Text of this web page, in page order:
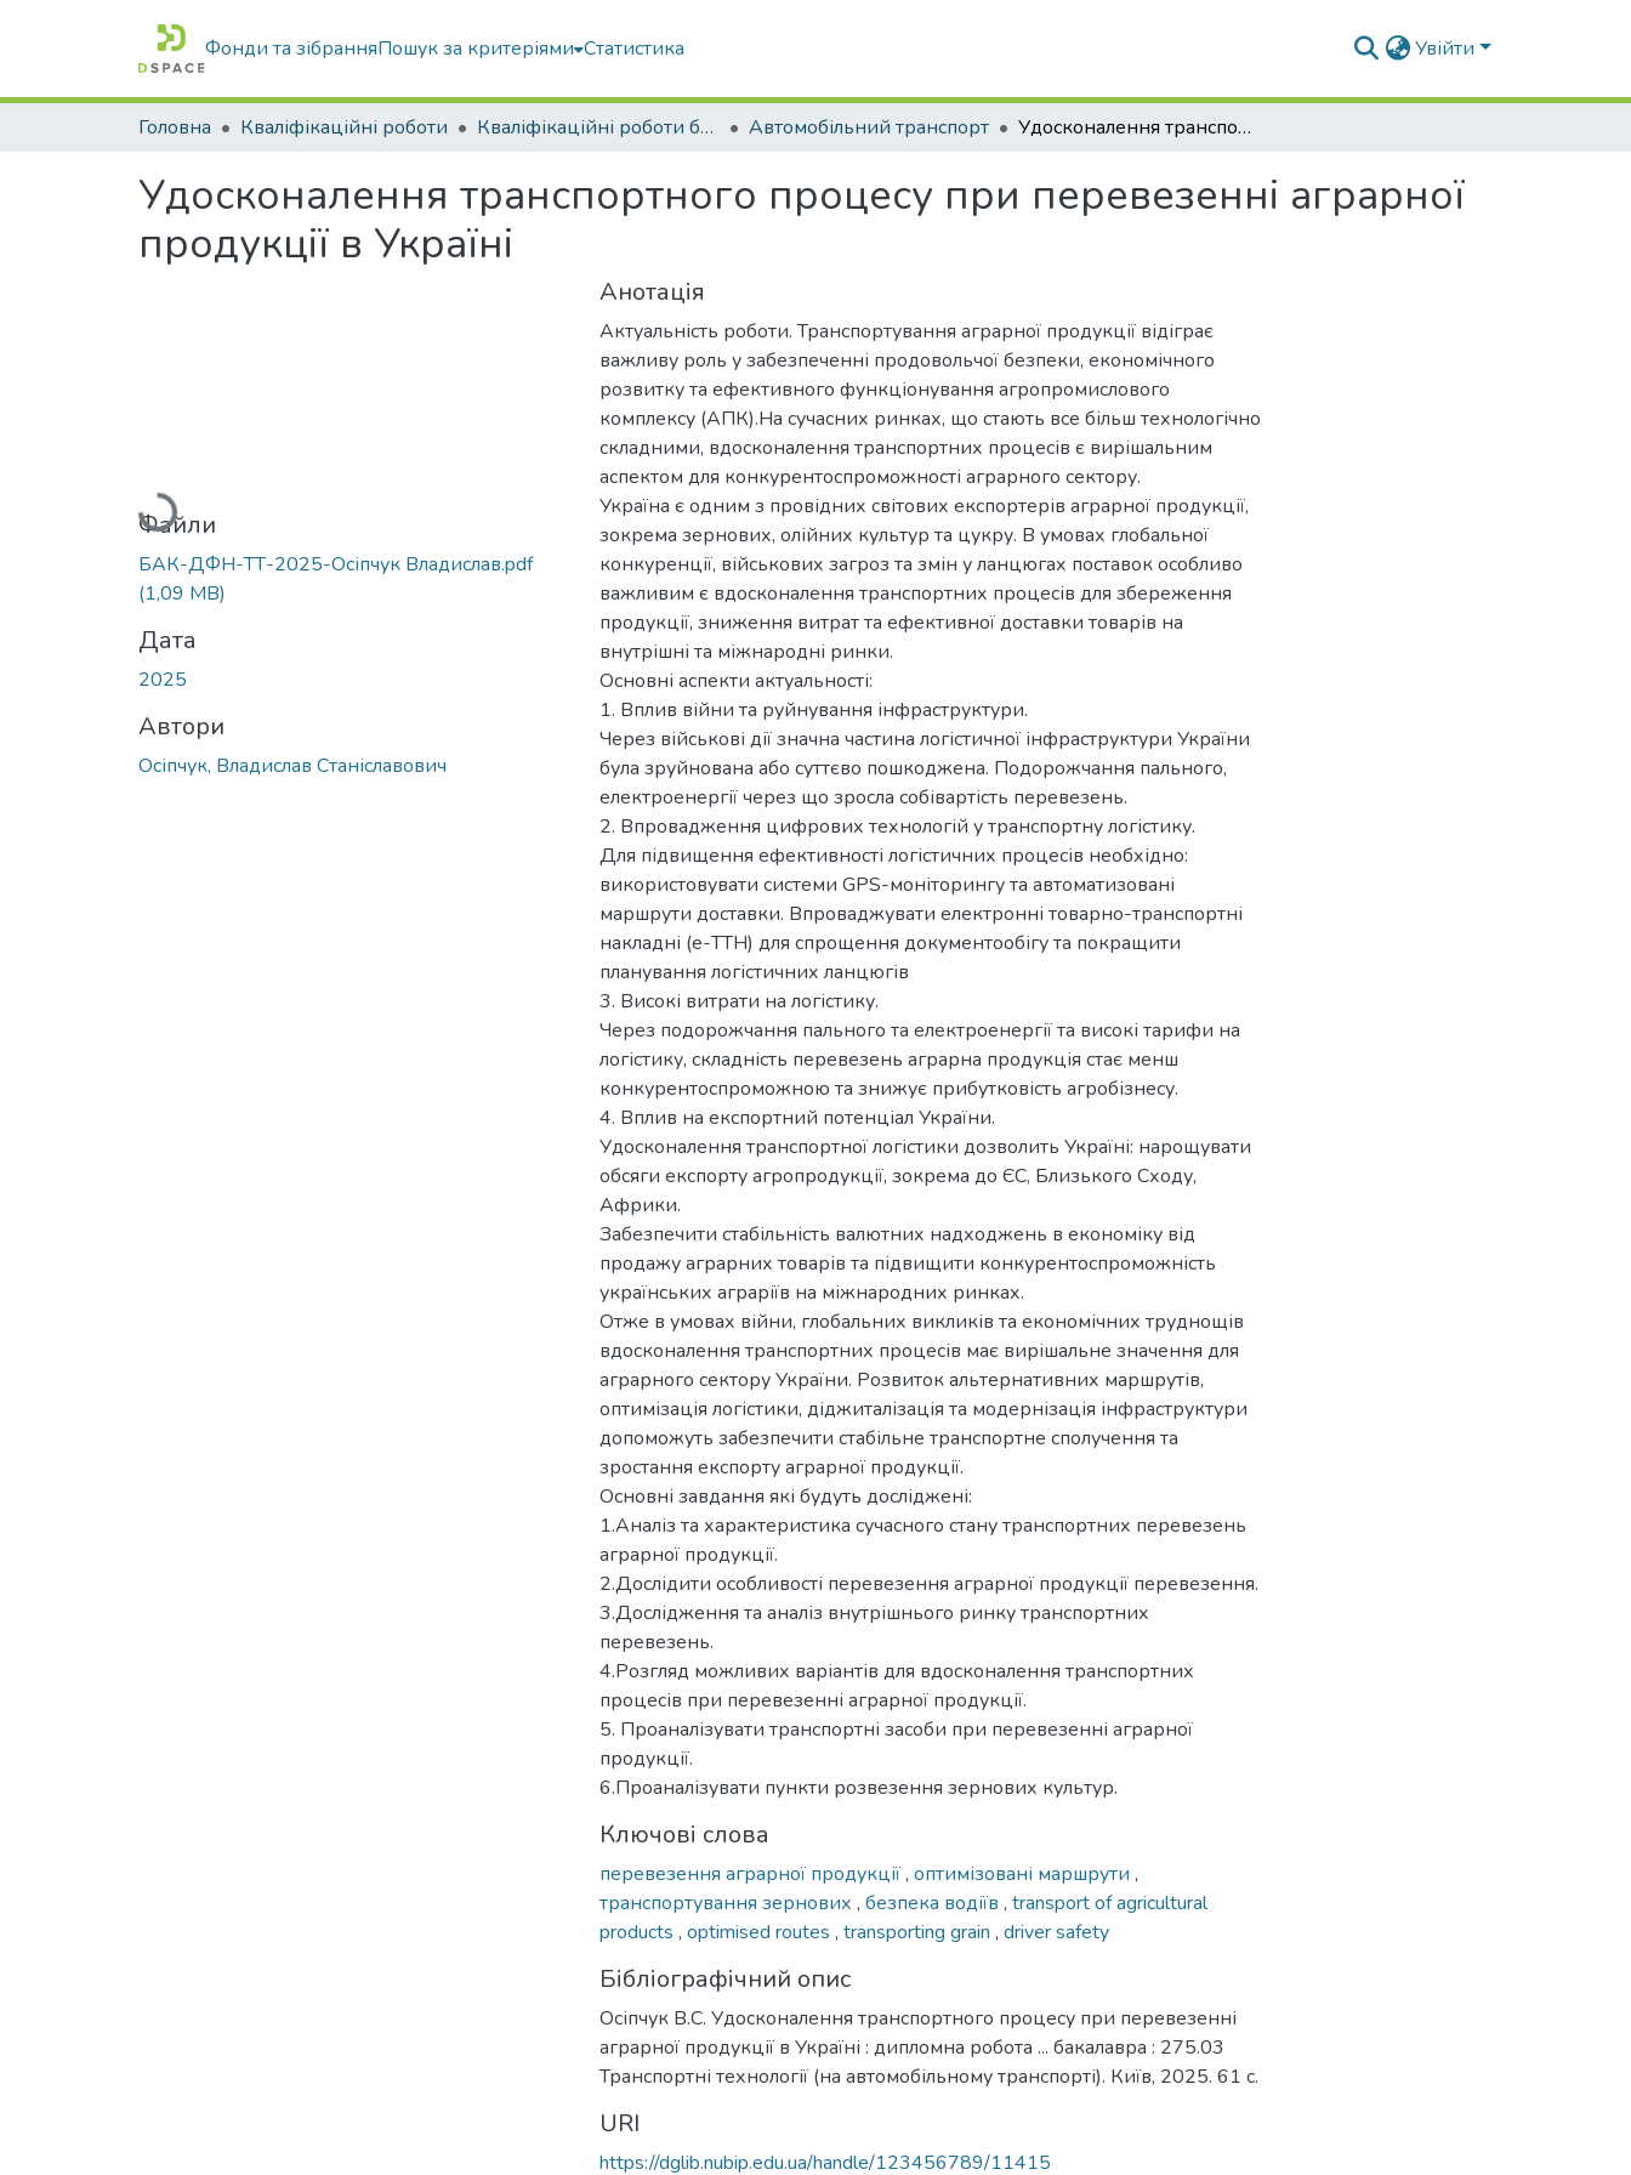
Фонди та зібранняПошук за критеріями Статистика Увійти
Головна Кваліфікаційні роботи Кваліфікаційні роботи бакалаврів Автомобільний транспорт Удосконалення транспортного процесу при перевезенні аграрної продукції в Україні
Удосконалення транспортного процесу при перевезенні аграрної
продукції в Україні
Вантажиться...
Файли
БАК-ДФН-ТТ-2025-Осіпчук Владислав.pdf
(1,09 MB)
Дата
2025
Автори
Осіпчук, Владислав Станіславович
Анотація
Актуальність роботи. Транспортування аграрної продукції відіграє
важливу роль у забезпеченні продовольчої безпеки, економічного
розвитку та ефективного функціонування агропромислового
комплексу (АПК).На сучасних ринках, що стають все більш технологічно
складними, вдосконалення транспортних процесів є вирішальним
аспектом для конкурентоспроможності аграрного сектору.
Україна є одним з провідних світових експортерів аграрної продукції,
зокрема зернових, олійних культур та цукру. В умовах глобальної
конкуренції, військових загроз та змін у ланцюгах поставок особливо
важливим є вдосконалення транспортних процесів для збереження
продукції, зниження витрат та ефективної доставки товарів на
внутрішні та міжнародні ринки.
Основні аспекти актуальності:
1. Вплив війни та руйнування інфраструктури.
Через військові дії значна частина логістичної інфраструктури України
була зруйнована або суттєво пошкоджена. Подорожчання пального,
електроенергії через що зросла собівартість перевезень.
2. Впровадження цифрових технологій у транспортну логістику.
Для підвищення ефективності логістичних процесів необхідно:
використовувати системи GPS-моніторингу та автоматизовані
маршрути доставки. Впроваджувати електронні товарно-транспортні
накладні (е-ТТН) для спрощення документообігу та покращити
планування логістичних ланцюгів
3. Високі витрати на логістику.
Через подорожчання пального та електроенергії та високі тарифи на
логістику, складність перевезень аграрна продукція стає менш
конкурентоспроможною та знижує прибутковість агробізнесу.
4. Вплив на експортний потенціал України.
Удосконалення транспортної логістики дозволить Україні: нарощувати
обсяги експорту агропродукції, зокрема до ЄС, Близького Сходу,
Африки.
Забезпечити стабільність валютних надходжень в економіку від
продажу аграрних товарів та підвищити конкурентоспроможність
українських аграріїв на міжнародних ринках.
Отже в умовах війни, глобальних викликів та економічних труднощів
вдосконалення транспортних процесів має вирішальне значення для
аграрного сектору України. Розвиток альтернативних маршрутів,
оптимізація логістики, діджиталізація та модернізація інфраструктури
допоможуть забезпечити стабільне транспортне сполучення та
зростання експорту аграрної продукції.
Основні завдання які будуть досліджені:
1.Аналіз та характеристика сучасного стану транспортних перевезень
аграрної продукції.
2.Дослідити особливості перевезення аграрної продукції перевезення.
3.Дослідження та аналіз внутрішнього ринку транспортних
перевезень.
4.Розгляд можливих варіантів для вдосконалення транспортних
процесів при перевезенні аграрної продукції.
5. Проаналізувати транспортні засоби при перевезенні аграрної
продукції.
6.Проаналізувати пункти розвезення зернових культур.
Ключові слова
перевезення аграрної продукції, оптимізовані маршрути ,
транспортування зернових , безпека водіїв , transport of agricultural
products , optimised routes , transporting grain , driver safety
Бібліографічний опис
Осіпчук В.С. Удосконалення транспортного процесу при перевезенні
аграрної продукції в Україні : дипломна робота ... бакалавра : 275.03
Транспортні технології (на автомобільному транспорті). Київ, 2025. 61 с.
URI
https://dglib.nubip.edu.ua/handle/123456789/11415